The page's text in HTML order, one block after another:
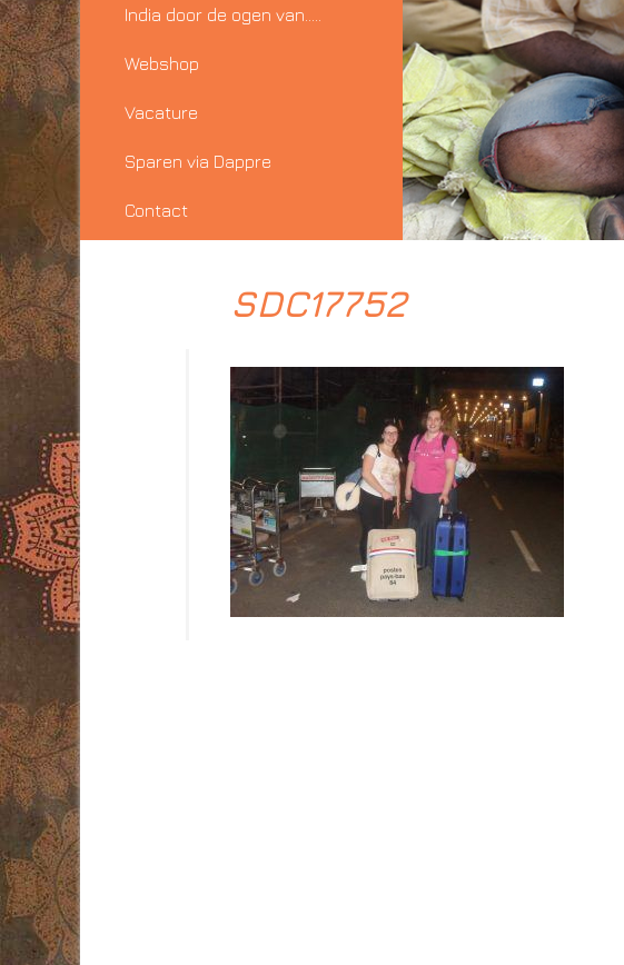
India door de ogen van…..
Webshop
Vacature
Sparen via Dappre
Contact
SDC17752